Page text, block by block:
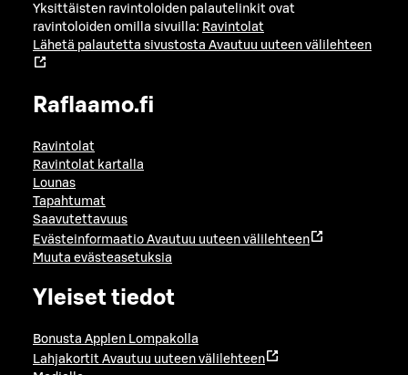
Yksittäisten ravintoloiden palautelinkit ovat
ravintoloiden omilla sivuilla: Ravintolat
Lähetä palautetta sivustosta Avautuu uuteen välilehteen
Raflaamo.fi
Ravintolat
Ravintolat kartalla
Lounas
Tapahtumat
Saavutettavuus
Evästeinformaatio Avautuu uuteen välilehteen
Muuta evästeasetuksia
Yleiset tiedot
Bonusta Applen Lompakolla
Lahjakortit Avautuu uuteen välilehteen